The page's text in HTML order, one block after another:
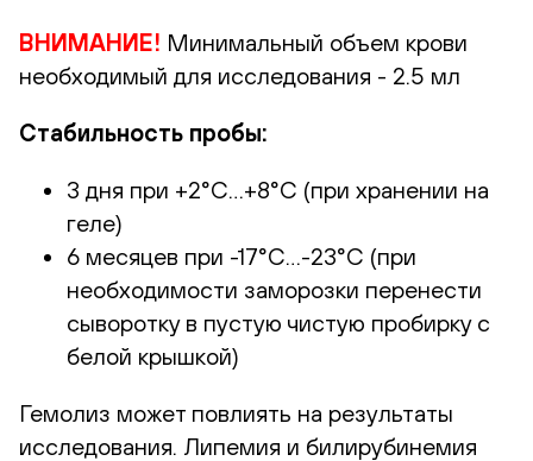
ВНИМАНИЕ! Минимальный объем крови
необходимый для исследования - 2.5 мл
Стабильность пробы:
3 дня при +2°С…+8°С (при хранении на
геле)
6 месяцев при -17°С…-23°С (при
необходимости заморозки перенести
сыворотку в пустую чистую пробирку с
белой крышкой)
Гемолиз может повлиять на результаты
исследования. Липемия и билирубинемия